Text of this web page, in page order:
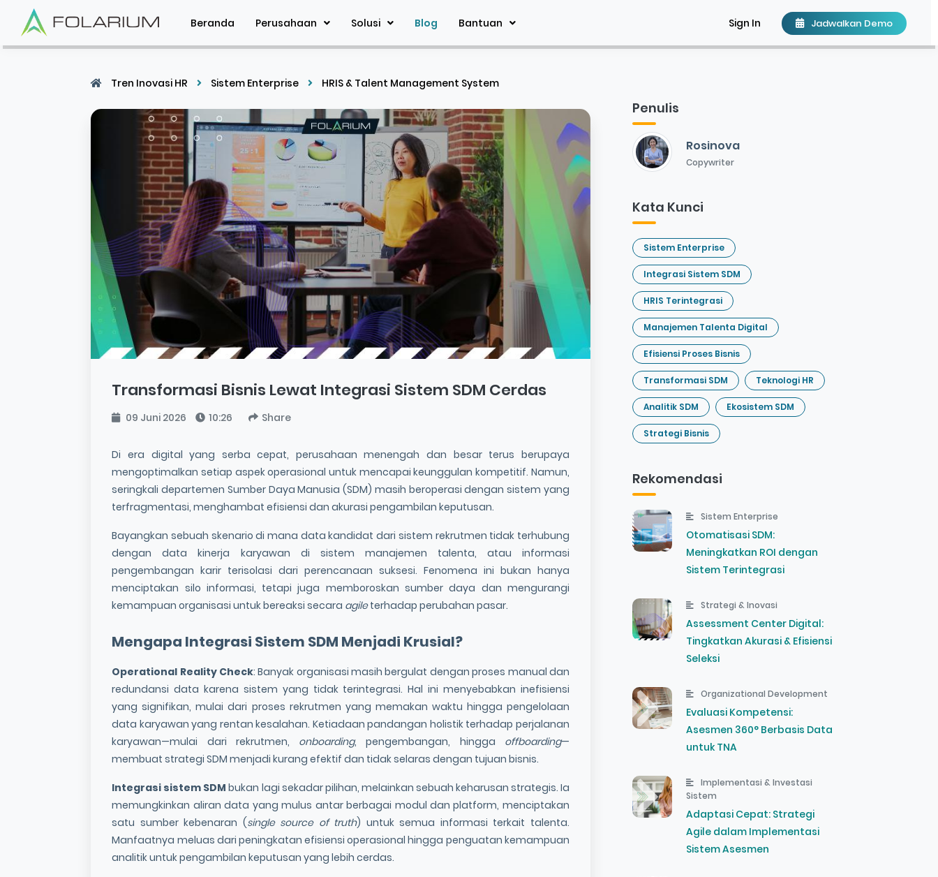
Beranda Perusahaan Solusi Blog Bantuan Sign In Jadwalkan Demo
Tren Inovasi HR Sistem Enterprise HRIS & Talent Management System
Transformasi Bisnis Lewat Integrasi Sistem SDM Cerdas
09 Juni 2026 10:26 Share
Di era digital yang serba cepat, perusahaan menengah dan besar terus berupaya
mengoptimalkan setiap aspek operasional untuk mencapai keunggulan kompetitif. Namun,
seringkali departemen Sumber Daya Manusia (SDM) masih beroperasi dengan sistem yang
terfragmentasi, menghambat efisiensi dan akurasi pengambilan keputusan.
Bayangkan sebuah skenario di mana data kandidat dari sistem rekrutmen tidak terhubung
dengan data kinerja karyawan di sistem manajemen talenta, atau informasi
pengembangan karir terisolasi dari perencanaan suksesi. Fenomena ini bukan hanya
menciptakan silo informasi, tetapi juga memboroskan sumber daya dan mengurangi
kemampuan organisasi untuk bereaksi secara agileterhadap perubahan pasar.
Mengapa Integrasi Sistem SDM Menjadi Krusial?
Operational Reality Check: Banyak organisasi masih bergulat dengan proses manual dan
redundansi data karena sistem yang tidak terintegrasi. Hal ini menyebabkan inefisiensi
yang signifikan, mulai dari proses rekrutmen yang memakan waktu hingga pengelolaan
data karyawan yang rentan kesalahan. Ketiadaan pandangan holistik terhadap perjalanan
karyawan—mulai dari rekrutmen, onboarding, pengembangan, hingga offboarding—
membuat strategi SDM menjadi kurang efektif dan tidak selaras dengan tujuan bisnis.
Integrasi sistem SDM bukan lagi sekadar pilihan, melainkan sebuah keharusan strategis. Ia
memungkinkan aliran data yang mulus antar berbagai modul dan platform, menciptakan
satu sumber kebenaran (single source of truth) untuk semua informasi terkait talenta.
Manfaatnya meluas dari peningkatan efisiensi operasional hingga penguatan kemampuan
analitik untuk pengambilan keputusan yang lebih cerdas.
Penulis
Rosinova
Copywriter
Kata Kunci
Sistem Enterprise
Integrasi Sistem SDM
HRIS Terintegrasi
Manajemen Talenta Digital
Efisiensi Proses Bisnis
Transformasi SDM Teknologi HR
Analitik SDM Ekosistem SDM
Strategi Bisnis
Rekomendasi
Sistem Enterprise
Otomatisasi SDM:
Meningkatkan ROI dengan
Sistem Terintegrasi
Strategi & Inovasi
Assessment Center Digital:
Tingkatkan Akurasi & Efisiensi
Seleksi
Organizational Development
Evaluasi Kompetensi:
Asesmen 360° Berbasis Data
untuk TNA
Implementasi & Investasi
Sistem
Adaptasi Cepat: Strategi
Agile dalam Implementasi
Sistem Asesmen